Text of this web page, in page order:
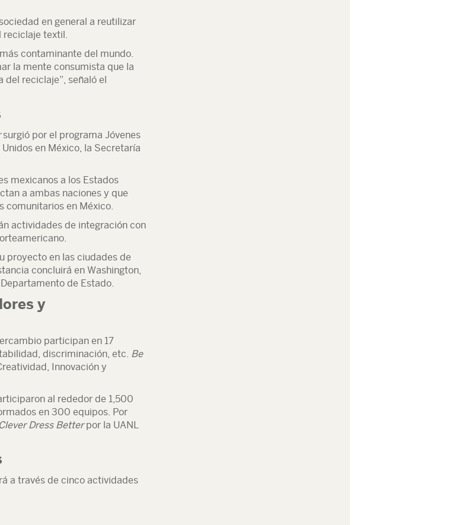
en general a reutilizar
reciclaje textil.
contaminante del mundo.
la mente consumista que la
reciclaje”, señaló el
surgió por el programa Jóvenes
en México, la Secretaría
mexicanos a los Estados
a ambas naciones y que
comunitarios en México.
actividades de integración con
proyecto en las ciudades de
concluirá en Washington,
de Estado.
y
participan en 17
discriminación, etc. Be
Innovación y
al rededor de 1,500
en 300 equipos. Por
Dress Betterpor la UANL
a través de cinco actividades